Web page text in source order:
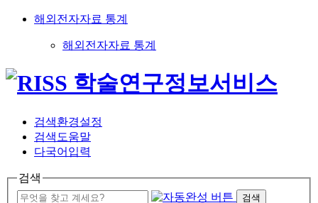
해외전자자료 통계
해외전자자료 통계
검색환경설정
검색도움말
다국어입력
검색
검색